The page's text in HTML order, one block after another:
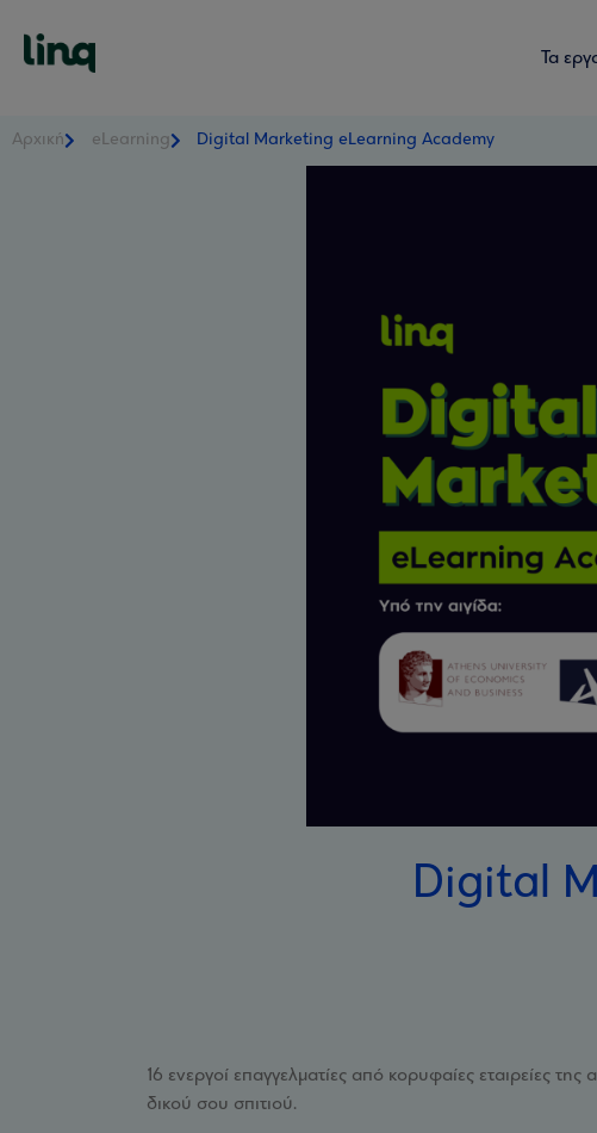
Τα
Αρχική eLearning Digital Marketing eLearning Academy
Digital
16 ενεργοί επαγγελματίες από κορυφαίες εταιρείες
δικού σου σπιτιού.